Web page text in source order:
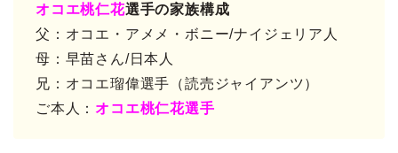
オコエ桃仁花選手の家族構成
父：オコエ・アメメ・ボニー/ナイジェリア人
母：早苗さん/日本人
兄：オコエ瑠偉選手（読売ジャイアンツ）
ご本人：オコエ桃仁花選手